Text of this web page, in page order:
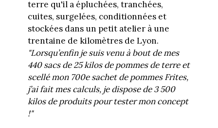
terre qu'il a épluchées, tranchées,
cuites, surgelées, conditionnées et
stockées dans un petit atelier à une
trentaine de kilomètres de Lyon.
"Lorsqu’enfin je suis venu à bout de mes
440 sacs de 25 kilos de pommes de terre et
scellé mon 700e sachet de pommes Frites,
j’ai fait mes calculs, je dispose de 3 500
kilos de produits pour tester mon concept
!"